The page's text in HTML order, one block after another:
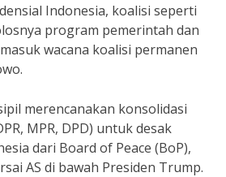
Indonesia, koalisi seperti
program pemerintah dan
wacana koalisi permanen
merencanakan konsolidasi
MPR, DPD) untuk desak
dari Board of Peace (BoP),
AS di bawah Presiden Trump.